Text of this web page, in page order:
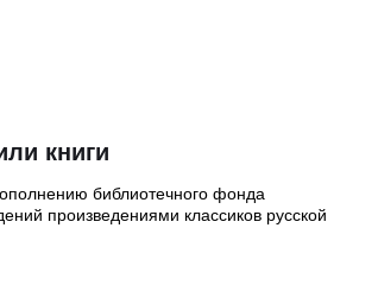
книги
библиотечного фонда
произведениями классиков русской